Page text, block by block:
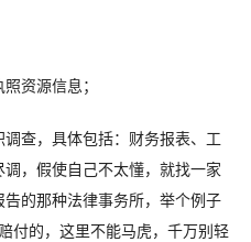
照资源信息 ；
查，具体包括：财务报表、工
，假使自己不太懂，就找一家
的那种法律事务所，举个例子
付的，这里不能马虎，千万别轻